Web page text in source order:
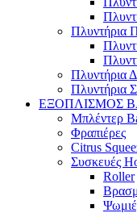
Πλυντήρια
Πλυντήρια
Πλυντήρια
ΕΞΟΠΛΙΣΜΟΣ
Μπλέντερ
Φραπιέρες
Citrus
Συσκευές
Roller